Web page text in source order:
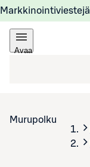
Markkinointiviestejä
Avaa
Murupolku